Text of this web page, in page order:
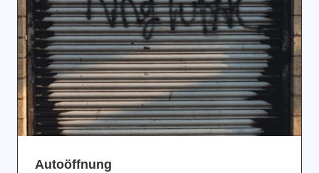
Аutoöffnung